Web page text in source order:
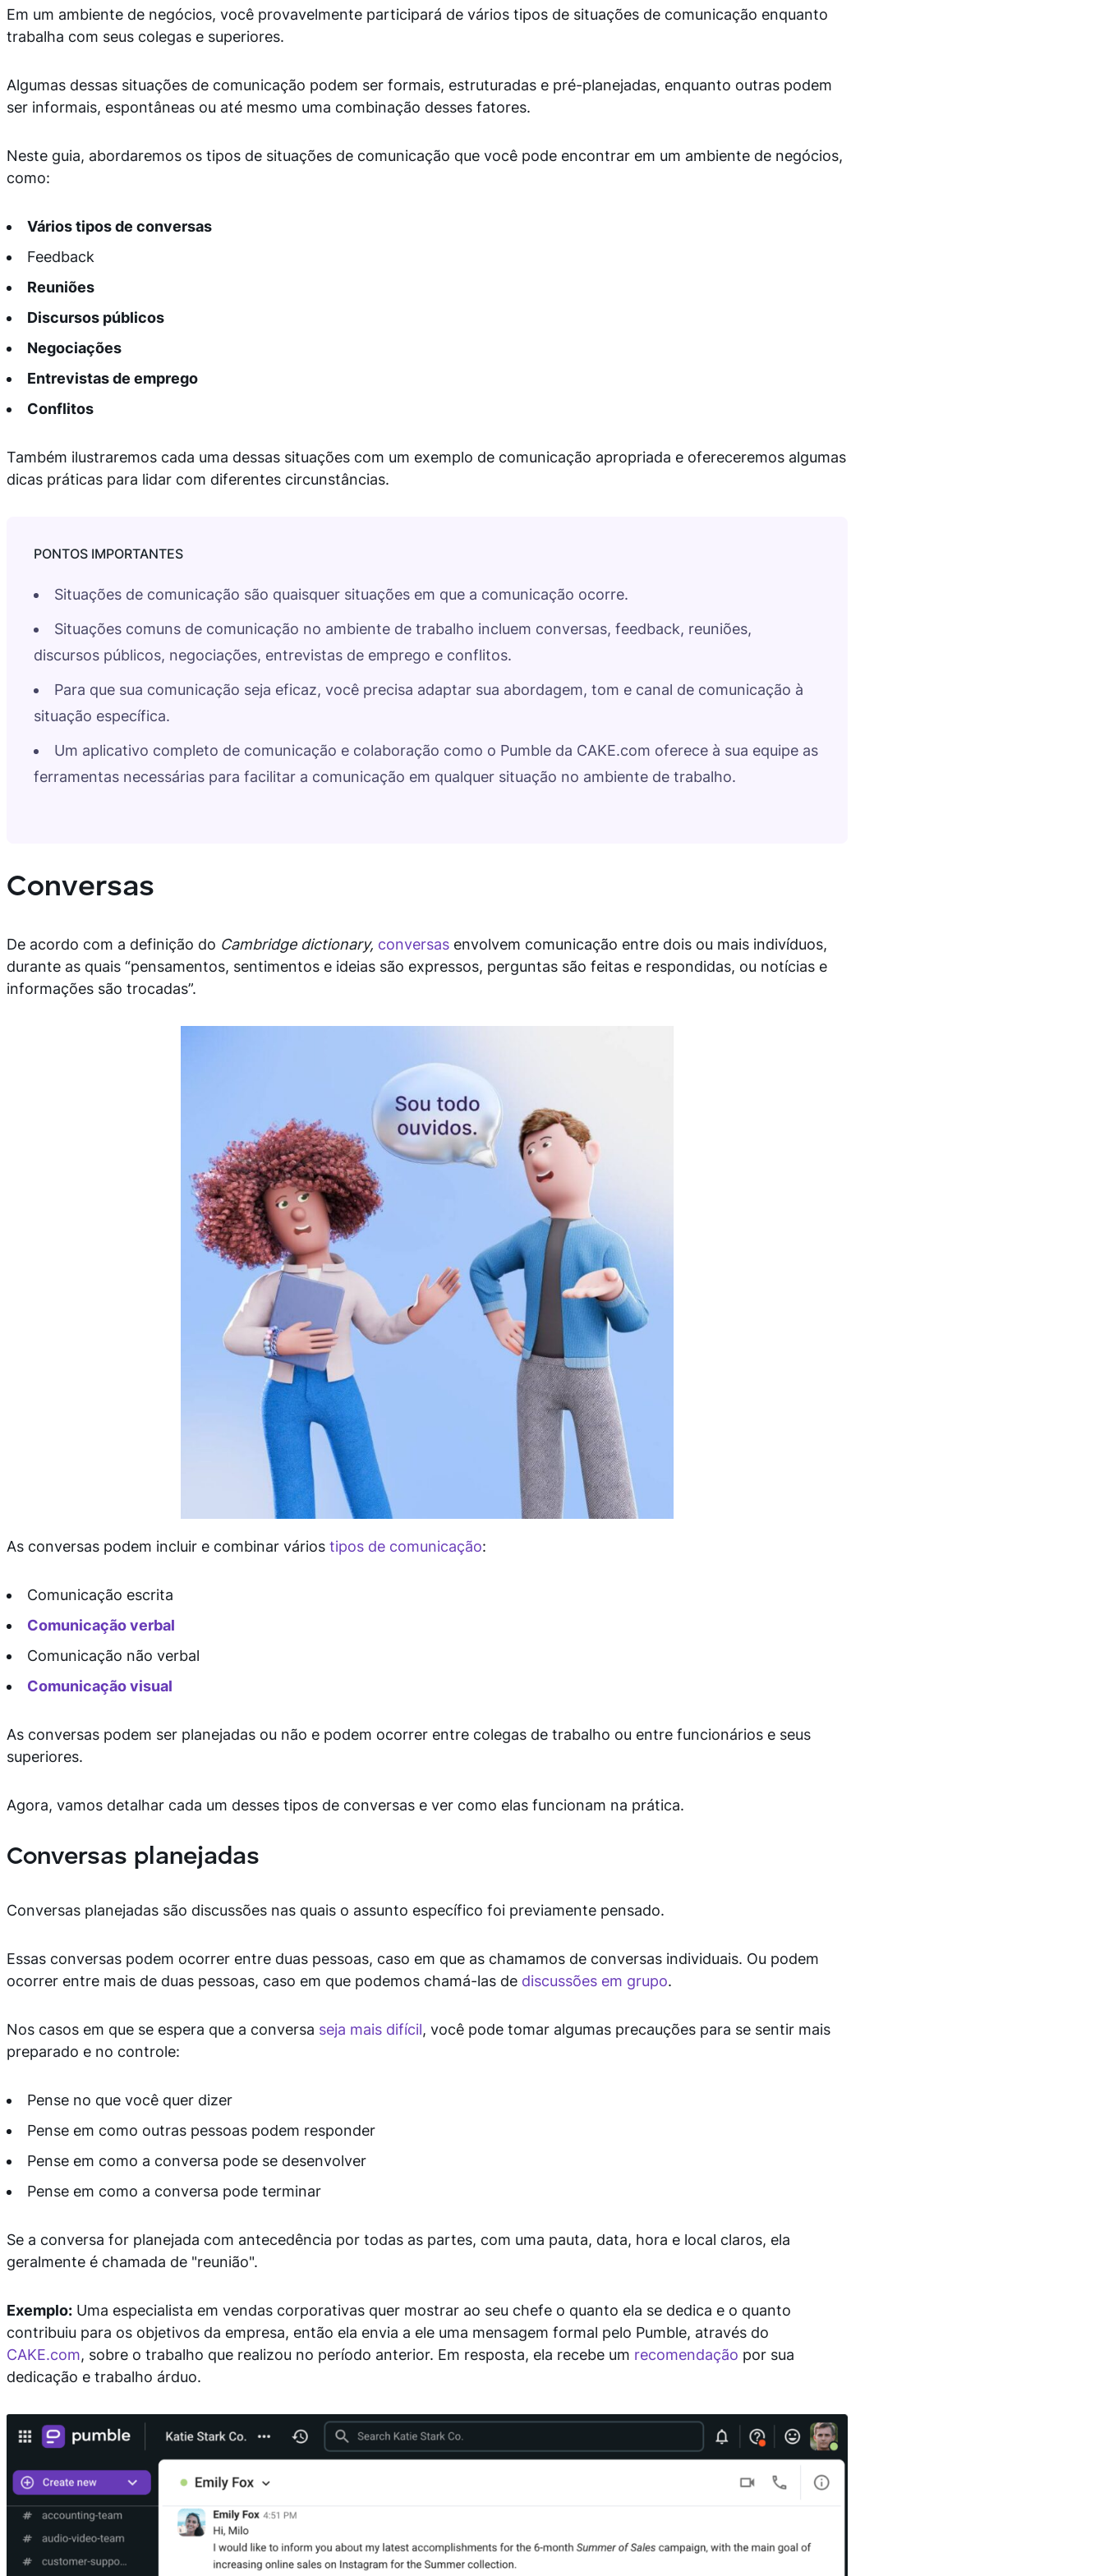
Em um ambiente de negócios, você provavelmente participará de vários tipos de situações de comunicação enquanto
trabalha com seus colegas e superiores.
Algumas dessas situações de comunicação podem ser formais, estruturadas e pré-planejadas, enquanto outras podem
ser informais, espontâneas ou até mesmo uma combinação desses fatores.
Neste guia, abordaremos os tipos de situações de comunicação que você pode encontrar em um ambiente de negócios,
como:
Vários tipos de conversas
Feedback
Reuniões
Discursos públicos
Negociações
Entrevistas de emprego
Conflitos
Também ilustraremos cada uma dessas situações com um exemplo de comunicação apropriada e ofereceremos algumas
dicas práticas para lidar com diferentes circunstâncias.
Situações de comunicação são quaisquer situações em que a comunicação ocorre.
Situações comuns de comunicação no ambiente de trabalho incluem conversas, feedback, reuniões,
discursos públicos, negociações, entrevistas de emprego e conflitos.
Para que sua comunicação seja eficaz, você precisa adaptar sua abordagem, tom e canal de comunicação à
situação específica.
Um aplicativo completo de comunicação e colaboração como o Pumble da CAKE.com oferece à sua equipe as
ferramentas necessárias para facilitar a comunicação em qualquer situação no ambiente de trabalho.
Conversas
De acordo com a definição do Cambridge dictionary, conversas envolvem comunicação entre dois ou mais indivíduos,
durante as quais “pensamentos, sentimentos e ideias são expressos, perguntas são feitas e respondidas, ou notícias e
informações são trocadas”.
As conversas podem incluir e combinar vários tipos de comunicação:
Comunicação escrita
Comunicação verbal
Comunicação não verbal
Comunicação visual
As conversas podem ser planejadas ou não e podem ocorrer entre colegas de trabalho ou entre funcionários e seus
superiores.
Agora, vamos detalhar cada um desses tipos de conversas e ver como elas funcionam na prática.
Conversas planejadas
Conversas planejadas são discussões nas quais o assunto específico foi previamente pensado.
Essas conversas podem ocorrer entre duas pessoas, caso em que as chamamos de conversas individuais. Ou podem
ocorrer entre mais de duas pessoas, caso em que podemos chamá-las de discussões em grupo.
Nos casos em que se espera que a conversa seja mais difícil, você pode tomar algumas precauções para se sentir mais
preparado e no controle:
Pense no que você quer dizer
Pense em como outras pessoas podem responder
Pense em como a conversa pode se desenvolver
Pense em como a conversa pode terminar
Se a conversa for planejada com antecedência por todas as partes, com uma pauta, data, hora e local claros, ela
geralmente é chamada de "reunião".
Exemplo: Uma especialista em vendas corporativas quer mostrar ao seu chefe o quanto ela se dedica e o quanto
contribuiu para os objetivos da empresa, então ela envia a ele uma mensagem formal pelo Pumble, através do
CAKE.com, sobre o trabalho que realizou no período anterior. Em resposta, ela recebe um recomendação por sua
dedicação e trabalho árduo.